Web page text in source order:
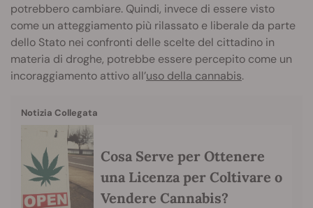
potrebbero cambiare. Quindi, invece di essere visto
come un atteggiamento più rilassato e liberale da parte
dello Stato nei confronti delle scelte del cittadino in
materia di droghe, potrebbe essere percepito come un
incoraggiamento attivo all’uso della cannabis.
Notizia Collegata
Cosa Serve per Ottenere
una Licenza per Coltivare o
Vendere Cannabis?